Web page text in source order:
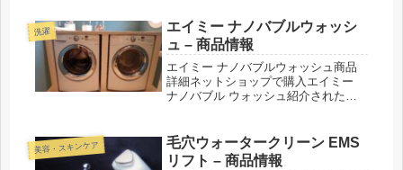
洗濯
エイミー ナノバブルウォッシ
ュ – 商品情報
エイミー ナノバブルウォッシュ商品
詳細ネットショップで購入エイミー
ナノバブル ウォッシュ紹介された番
美容・スキンケア
毛穴ウォータークリーン EMS
リフト – 商品情報